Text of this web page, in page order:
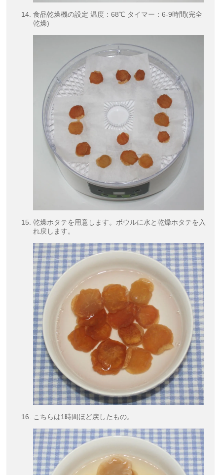
食品乾燥機の設定 温度：68℃ タイマー：6-9時間(完全
乾燥)
乾燥ホタテを用意します。ボウルに水と乾燥ホタテを入
れ戻します。
こちらは1時間ほど戻したもの。